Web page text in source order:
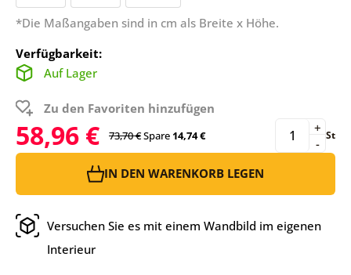
*Die Maßangaben sind in cm als Breite x Höhe.
Verfügbarkeit:
Auf Lager
Zu den Favoriten hinzufügen
58,96 € 73,70 €Spare14,74 € -
+ St
IN DEN WARENKORB LEGEN
Versuchen Sie es mit einem Wandbild im eigenen
Interieur